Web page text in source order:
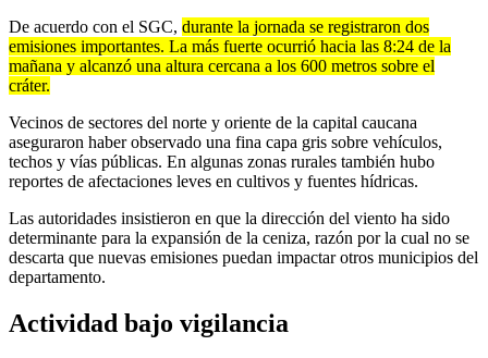
De acuerdo con el SGC, durante la jornada se registraron dos
emisiones importantes. La más fuerte ocurrió hacia las 8:24 de la
mañana y alcanzó una altura cercana a los 600 metros sobre el
cráter.
Vecinos de sectores del norte y oriente de la capital caucana
aseguraron haber observado una fina capa gris sobre vehículos,
techos y vías públicas. En algunas zonas rurales también hubo
reportes de afectaciones leves en cultivos y fuentes hídricas.
Las autoridades insistieron en que la dirección del viento ha sido
determinante para la expansión de la ceniza, razón por la cual no se
descarta que nuevas emisiones puedan impactar otros municipios del
departamento.
Actividad bajo vigilancia